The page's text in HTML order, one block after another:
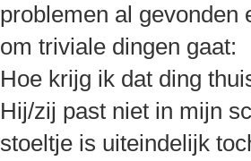
problemen al gevonden
om triviale dingen gaat:
Hoe krijg ik dat ding
Hij/zij past niet in mijn
stoeltje is uiteindelijk